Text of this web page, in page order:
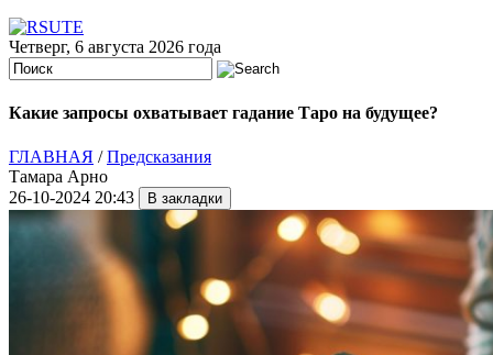
Четверг, 6 августа 2026 года
Какие запросы охватывает гадание Таро на будущее?
ГЛАВНАЯ /Предсказания
Тамара Арно
26-10-2024 20:43